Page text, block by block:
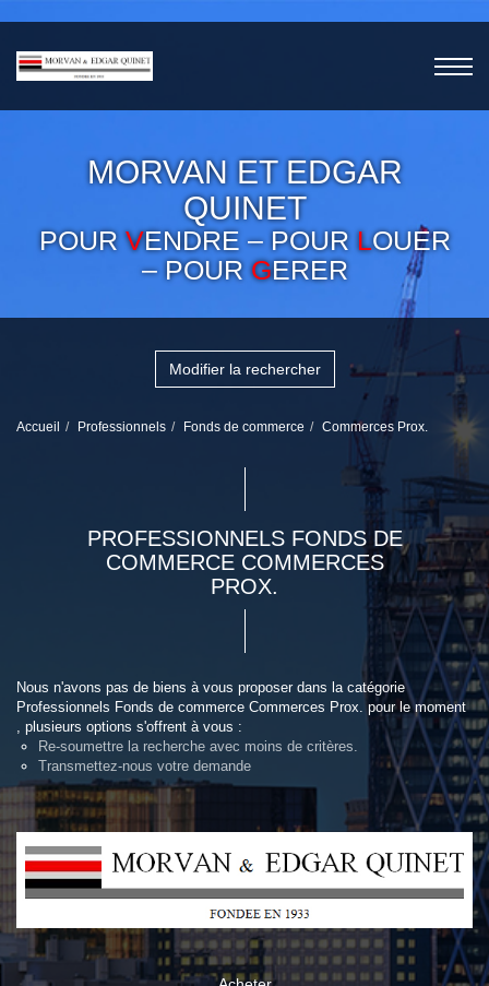
MORVAN ET EDGAR
QUINET
POURVENDRE – POUR LOUER
– POURGERER
Modifier la rechercher
Accueil Professionnels Fonds de commerce Commerces Prox.
PROFESSIONNELS FONDS DE
COMMERCE COMMERCES
PROX.
Nous n'avons pas de biens à vous proposer dans la catégorie
Professionnels Fonds de commerce Commerces Prox. pour le moment
, plusieurs options s'offrent à vous :
Re-soumettre la recherche avec moins de critères.
Transmettez-nous votre demande